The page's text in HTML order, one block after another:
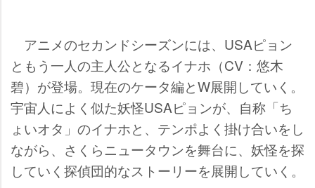
アニメのセカンドシーズンには、USAピョン
ともう一人の主人公となるイナホ（CV：悠木
碧）が登場。現在のケータ編とW展開していく。
宇宙人によく似た妖怪USAピョンが、自称「ち
ょいオタ」のイナホと、テンポよく掛け合いをし
ながら、さくらニュータウンを舞台に、妖怪を探
していく探偵団的なストーリーを展開していく。